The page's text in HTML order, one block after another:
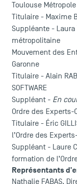
Toulouse Métropole
Titulaire - Maxime
Suppléante - Laura
métropolitaine
Mouvement des
Garonne
Titulaire - Alain
SOFTWARE
Suppléant - En
Ordre des
Titulaire - Éric
l’Ordre des
Suppléant - Laure
formation de
Représentants
Nathalie FABAS,